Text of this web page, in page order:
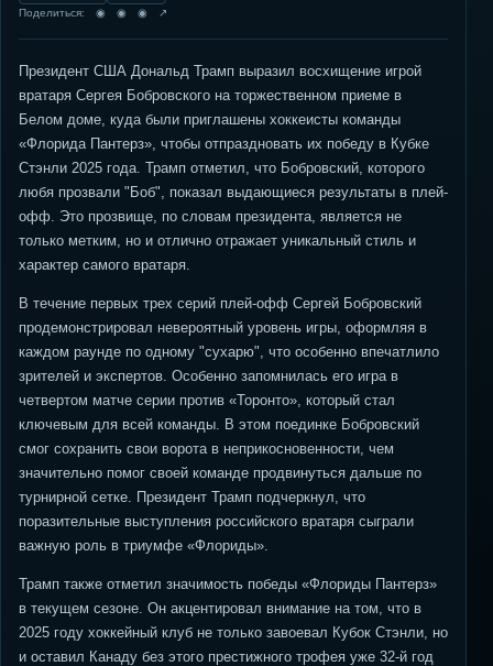
Поделиться: ◉ ◉ ◉ ↗
Президент США Дональд Трамп выразил восхищение игрой
вратаря Сергея Бобровского на торжественном приеме в
Белом доме, куда были приглашены хоккеисты команды
«Флорида Пантерз», чтобы отпраздновать их победу в Кубке
Стэнли 2025 года. Трамп отметил, что Бобровский, которого
любя прозвали "Боб", показал выдающиеся результаты в плей-
офф. Это прозвище, по словам президента, является не
только метким, но и отлично отражает уникальный стиль и
характер самого вратаря.
В течение первых трех серий плей-офф Сергей Бобровский
продемонстрировал невероятный уровень игры, оформляя в
каждом раунде по одному "сухарю", что особенно впечатлило
зрителей и экспертов. Особенно запомнилась его игра в
четвертом матче серии против «Торонто», который стал
ключевым для всей команды. В этом поединке Бобровский
смог сохранить свои ворота в неприкосновенности, чем
значительно помог своей команде продвинуться дальше по
турнирной сетке. Президент Трамп подчеркнул, что
поразительные выступления российского вратаря сыграли
важную роль в триумфе «Флориды».
Трамп также отметил значимость победы «Флориды Пантерз»
в текущем сезоне. Он акцентировал внимание на том, что в
2025 году хоккейный клуб не только завоевал Кубок Стэнли, но
и оставил Канаду без этого престижного трофея уже 32-й год